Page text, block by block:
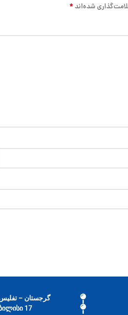
شده‌اند*
گرجستان – تفلیس
17 პეტრე მელიქიშვილის ქუჩა, თბილისი